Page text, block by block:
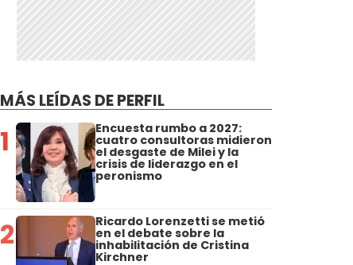
MÁS LEÍDAS DE PERFIL
1 Encuesta rumbo a 2027:
cuatro consultoras midieron
el desgaste de Milei y la
crisis de liderazgo en el
peronismo
2 Ricardo Lorenzetti se metió
en el debate sobre la
inhabilitación de Cristina
Kirchner